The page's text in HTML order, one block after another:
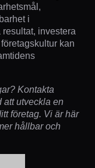
i
investera
kan
Kontakta
att utveckla en
företag. Vi är här
hållbar och